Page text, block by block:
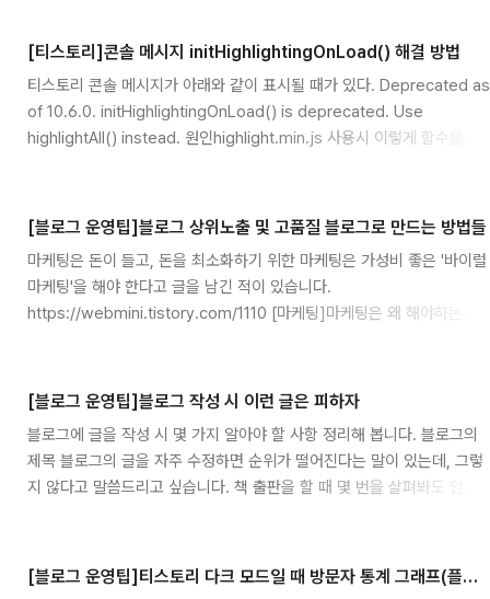
자.3. 꾸준히 글을 올리자. 제일 기본이고, 기본은 쉬워 보여도 어렵습니
다.운영하면서 여러 필요작업이 있습니다. 그걸 부가적으로 설명하고자
합니다.블로그부터 개설하자블로그는 다양하며 블로그마다 장/단점이 있
습니다.크게 설치형 블로그와 제공형 블로그가 있습니다. 1. 설치형 블로
그설치형 블로그는 사용자가 블로그 소프트웨어를 직접 서버에 설치하여
[티스토리]콘솔 메시지 initHighlightingOnLoad() 해결 방법
티스토리 콘솔 메시지가 아래와 같이 표시될 때가 있다. Deprecated as
of 10.6.0. initHighlightingOnLoad() is deprecated. Use
highlightAll() instead. 원인highlight.min.js 사용시 이렇게 함수를 호
142 highlight.jsUsage highlight.js can be used in different ways
such using CDNs, hosting the bundle yourself, as a Vue plug-
in, as ES6 modules, with Node.js, a..
[블로그 운영팁]블로그 상위노출 및 고품질 블로그로 만드는 방법들
마케팅은 돈이 들고, 돈을 최소화하기 위한 마케팅은 가성비 좋은 '바이럴
마케팅'을 해야 한다고 글을 남긴 적이 있습니다.
https://webmini.tistory.com/1110 [마케팅]마케팅은 왜 해야하는 걸
고 마케팅은 돈을 벌어다 줍니다. 온라인이 없던 시절에는 전단지나 TV광
질 블로그로 만드는 방법은 무엇일까요? 1. 꾸준한 포스팅 하루에 많은 양
은 아니더라도 최소 1개씩은 포스팅 하는것이 좋습니다. (중요함) 2. 제목
키워드 글을 검색할때 검색어 = 글제목이라고 보시면 ..
[블로그 운영팁]블로그 작성 시 이런 글은 피하자
블로그에 글을 작성 시 몇 가지 알아야 할 사항 정리해 봅니다. 블로그의
제목 블로그의 글을 자주 수정하면 순위가 떨어진다는 말이 있는데, 그렇
지 않다고 말씀드리고 싶습니다. 책 출판을 할 때 몇 번을 살펴봐도 안 보
잘못된 거라 생각합니다. 물론 수정되는 범위의 기준은 있어야겠죠. 다만,
[블로그 운영팁]티스토리 다크 모드일 때 방문자 통계 그래프(플러그인) 색상 변경하기